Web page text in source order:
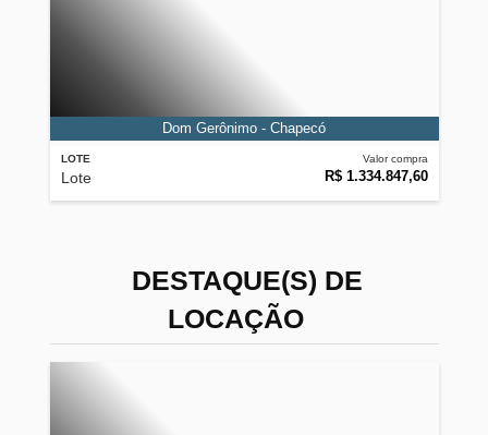
LOTE
Lote
Valor compra
R$ 1.334.847,60
Dom Gerônimo - Chapecó
DESTAQUE(S) DE
LOCAÇÃO